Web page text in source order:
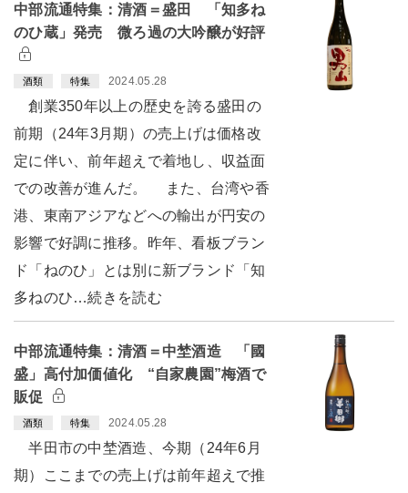
中部流通特集：清酒＝盛田 「知多ね
のひ蔵」発売 微ろ過の大吟醸が好評
酒類 特集 2024.05.28
創業350年以上の歴史を誇る盛田の
前期（24年3月期）の売上げは価格改
定に伴い、前年超えで着地し、収益面
での改善が進んだ。 また、台湾や香
港、東南アジアなどへの輸出が円安の
影響で好調に推移。昨年、看板ブラン
ド「ねのひ」とは別に新ブランド「知
多ねのひ…続きを読む
中部流通特集：清酒＝中埜酒造 「國
盛」高付加価値化 “自家農園”梅酒で
販促
酒類 特集 2024.05.28
半田市の中埜酒造、今期（24年6月
期）ここまでの売上げは前年超えで推